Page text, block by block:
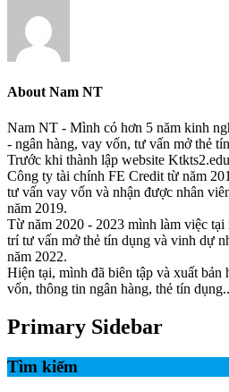
AboutNam NT
Nam NT - Mình có hơn 5 năm kinh
- ngân hàng, vay vốn, tư vấn mở thẻ
Trước khi thành lập website
Công ty tài chính FE Credit từ năm
tư vấn vay vốn và nhận được nhân
năm 2019.
Từ năm 2020 - 2023 mình làm việc
trí tư vấn mở thẻ tín dụng và vinh dự
năm 2022.
Hiện tại, mình đã biên tập và xuất
vốn, thông tin ngân hàng, thẻ tín
Primary Sidebar
Tìm kiếm